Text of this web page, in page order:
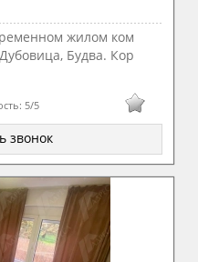
жилом ком
Будва. Кор
5/5
звонок